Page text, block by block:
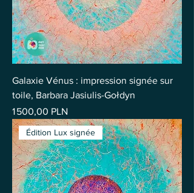
Galaxie Vénus : impression signée sur
toile, Barbara Jasiulis-Gołdyn
Prix
1 500,00 PLN
Édition Lux signée